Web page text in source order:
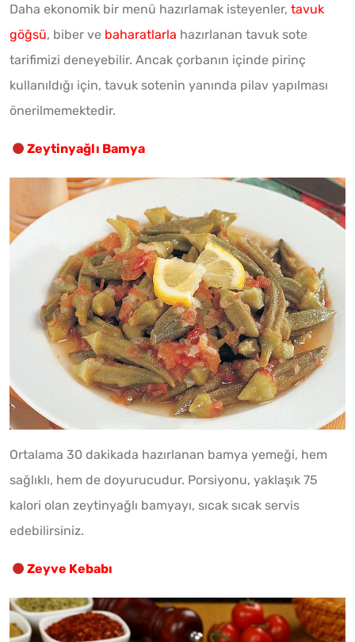
Daha ekonomik bir menü hazırlamak isteyenler, tavuk
göğsü, biber ve baharatlarla hazırlanan tavuk sote
tarifimizi deneyebilir. Ancak çorbanın içinde pirinç
kullanıldığı için, tavuk sotenin yanında pilav yapılması
önerilmemektedir.
Zeytinyağlı Bamya
Ortalama 30 dakikada hazırlanan bamya yemeği, hem
sağlıklı, hem de doyurucudur. Porsiyonu, yaklaşık 75
kalori olan zeytinyağlı bamyayı, sıcak sıcak servis
edebilirsiniz.
Zeyve Kebabı